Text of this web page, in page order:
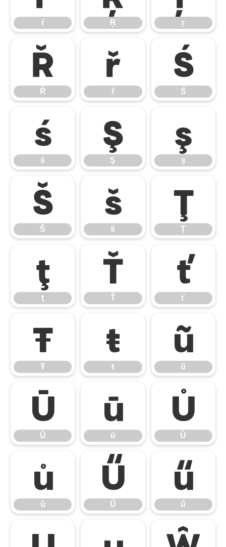
ŕ Ŗ ŗ
Ř
Ř
ř
ř
Ś
Ś
ś
ś
Ş
Ş
ş
ş
Š
Š
š
š
Ţ
Ţ
ţ
ţ
Ť
Ť
ť
ť
Ŧ
Ŧ
ŧ
ŧ
ũ
ũ
Ū
Ū
ū
ū
Ů
Ů
ů
ů
Ű
Ű
ű
ű